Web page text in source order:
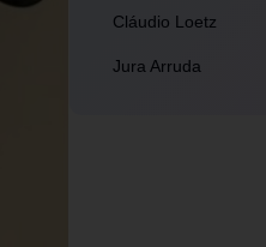
Cláudio Loetz
Jura Arruda